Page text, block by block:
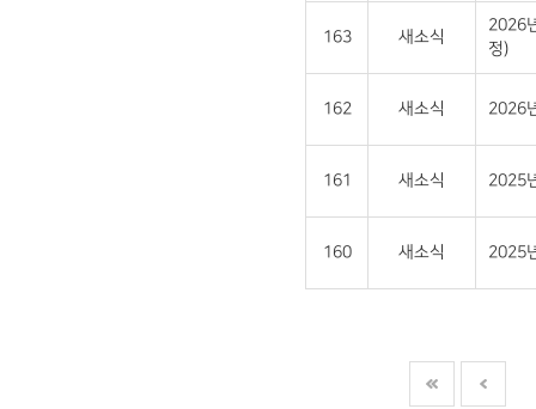
163 새소식
2026
정)
162 새소식 2026
161 새소식 2025
160 새소식 2025